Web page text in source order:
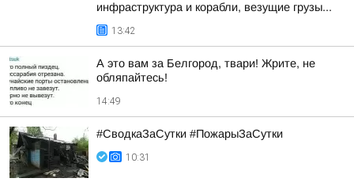
инфраструктура и корабли, везущие грузы...
13:42
А это вам за Белгород, твари! Жрите, не
обляпайтесь!
14:49
#СводкаЗаСутки #ПожарыЗаСутки
10:31